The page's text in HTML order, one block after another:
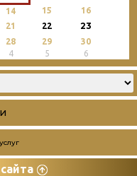
14 15
16
21 22 23
28 29
30
4 5 6